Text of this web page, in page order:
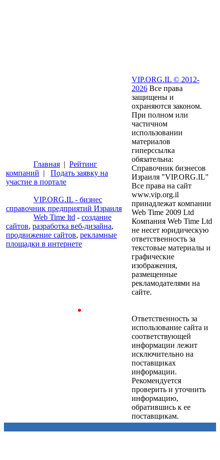
Главная | Рейтинг
компаний | Подать заявку на
участие в портале
VIP.ORG.IL - бизнес
справочник предприятий Израиля
Web Time ltd - создание
сайтов, разработка веб-дизайна,
продвижение сайтов, рекламные
площадки в интернете
VIP.ORG.IL © 2012-
2026 Все права
защищены и
охраняются законом.
При полном или
частичном
использовании
материалов
гиперссылка
обязательна:
Справочник бизнесов
Израиля "VIP.ORG.IL"
Все права на сайт
www.vip.org.il
принадлежат компании
Web Time 2009 Ltd
Компания Web Time Ltd
не несет юридическую
ответственность за
текстовые материалы и
графические
изображения,
размещенные
рекламодателями на
сайте.
Ответственность за
использование сайта и
соответствующей
информации лежит
исключительно на
поставщиках
информации.
Рекомендуется
проверить и уточнить
информацию,
обратившись к ее
поставщикам.